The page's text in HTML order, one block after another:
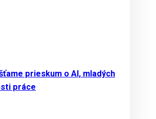
prieskum o AI, mladých
práce